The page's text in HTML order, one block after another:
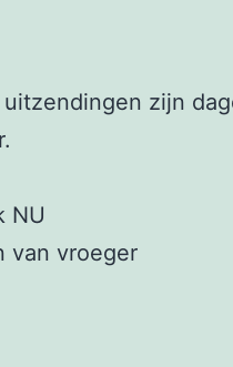
zijn
NU
van vroeger